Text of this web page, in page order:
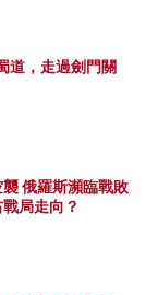
道，走過劍門關
俄羅斯瀕臨戰敗
局走向？